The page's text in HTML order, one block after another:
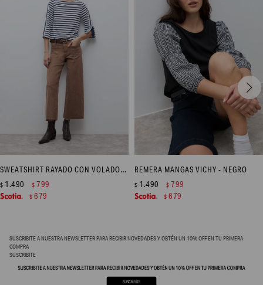
SWEATSHIRT RAYADO CON VOLADOS - BLANCO
$1.490 $ 799
$ 679
REMERA MANGAS VICHY - NEGRO
$1.490 $ 799
$ 679
SUSCRIBITE A NUESTRA NEWSLETTER PARA RECIBIR NOVEDADES Y OBTÉN UN 10% OFF EN TU PRIMERA
COMPRA
SUSCRIBITE